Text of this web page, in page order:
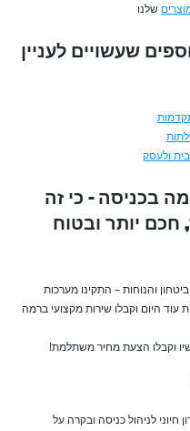
שלנו
שעשויים לעניין
ולעסק
בכניסה – כי זה
חכם יותר ובטוח
והנוחות – התקינו מערכות
עוד היום וקבלו שירות מקצועי ברמה
וקבלו הצעת מחיר משתלמת!
חיוני לניהול כניסה ובקרה על